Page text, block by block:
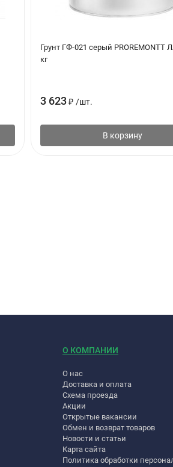
Грунт ГФ-021 серый PROREMONTT
кг
3 623 ₽ /шт.
В корзину
О КОМПАНИИ
О нас
Доставка и оплата
Схема проезда
Акции
Открытые вакансии
Обмен и возврат товаров
Новости и статьи
Карта сайта
Политика обработки